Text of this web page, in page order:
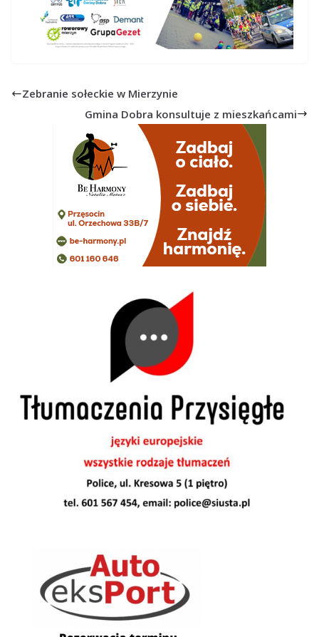
Zebranie sołeckie w Mierzynie
Gmina Dobra konsultuje z mieszkańcami